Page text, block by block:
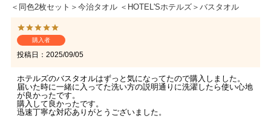
＜同色2枚セット＞今治タオル ＜HOTEL'Sホテルズ＞バスタオル
購入者
投稿日 2025/09/05
ホテルズのバスタオルはずっと気になってたので購入しました。
届いた時に一緒に入ってた洗い方の説明通りに洗濯したら使い心地
が良かったです。
購入して良かったです。
迅速丁寧な対応ありがとうございました。